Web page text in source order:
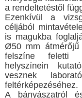
a rendeltetéstől
Ezenkívül a
céljából
is magukba
Ø50 mm átmérőjű
felszíne feletti
helyszínein
vesznek
feltérképezéséhez.
A bányászatról